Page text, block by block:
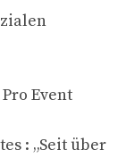
Event
: „Seit über